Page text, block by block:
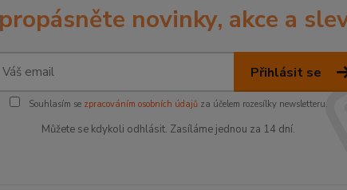
novinky, akce a
Přihlásit se
Souhlasím se zpracováním osobních údajůza účelem rozesílky newsletteru.
Můžete se kdykoli odhlásit. Zasíláme jednou za 14 dní.